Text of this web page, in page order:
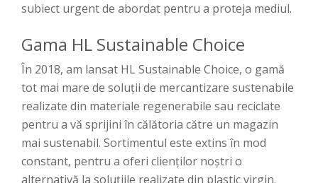
subiect urgent de abordat pentru a proteja mediul.
Gama HL Sustainable Choice
În 2018, am lansat HL Sustainable Choice, o gamă
tot mai mare de soluții de mercantizare sustenabile
realizate din materiale regenerabile sau reciclate
pentru a vă sprijini în călătoria către un magazin
mai sustenabil. Sortimentul este extins în mod
constant, pentru a oferi clienților noștri o
alternativă la soluțiile realizate din plastic virgin.